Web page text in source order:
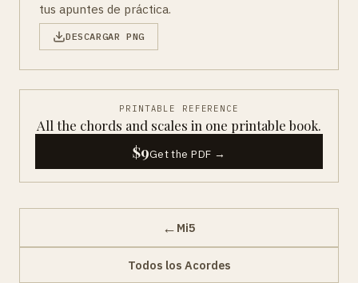
tus apuntes de práctica.
DESCARGAR PNG
PRINTABLE REFERENCE
All the chords and scales in one printable book.
$9Get the PDF →
← Mi5
Todos los Acordes